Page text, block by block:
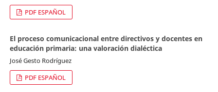
PDF ESPAÑOL
El proceso comunicacional entre directivos y docentes en
educación primaria: una valoración dialéctica
José Gesto Rodríguez
PDF ESPAÑOL